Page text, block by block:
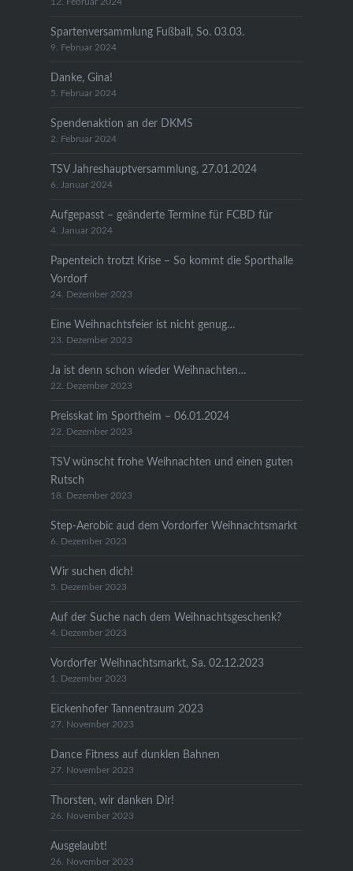
12. Februar 2024
Spartenversammlung Fußball, So. 03.03.
9. Februar 2024
Danke, Gina!
5. Februar 2024
Spendenaktion an der DKMS
2. Februar 2024
TSV Jahreshauptversammlung, 27.01.2024
6. Januar 2024
Aufgepasst – geänderte Termine für FCBD für
4. Januar 2024
Papenteich trotzt Krise – So kommt die Sporthalle
Vordorf
24. Dezember 2023
Eine Weihnachtsfeier ist nicht genug…
23. Dezember 2023
Ja ist denn schon wieder Weihnachten…
22. Dezember 2023
Preisskat im Sportheim – 06.01.2024
22. Dezember 2023
TSV wünscht frohe Weihnachten und einen guten
Rutsch
18. Dezember 2023
Step-Aerobic aud dem Vordorfer Weihnachtsmarkt
6. Dezember 2023
Wir suchen dich!
5. Dezember 2023
Auf der Suche nach dem Weihnachtsgeschenk?
4. Dezember 2023
Vordorfer Weihnachtsmarkt, Sa. 02.12.2023
1. Dezember 2023
Eickenhofer Tannentraum 2023
27. November 2023
Dance Fitness auf dunklen Bahnen
27. November 2023
Thorsten, wir danken Dir!
26. November 2023
Ausgelaubt!
26. November 2023